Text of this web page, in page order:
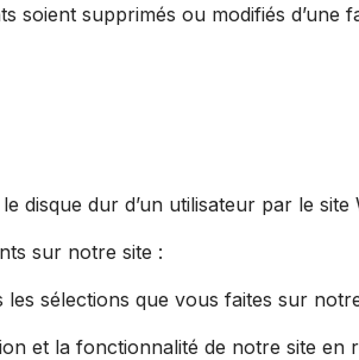
soient supprimés ou modifiés
disque dur d’un utilisateur par le
sur notre site :
sélections que vous faites sur
et la fonctionnalité de notre site